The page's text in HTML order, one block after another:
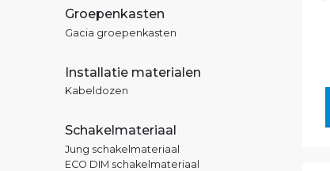
Groepenkasten
Gacia groepenkasten
Installatie materialen
Kabeldozen
Schakelmateriaal
Jung schakelmateriaal
ECO DIM schakelmateriaal